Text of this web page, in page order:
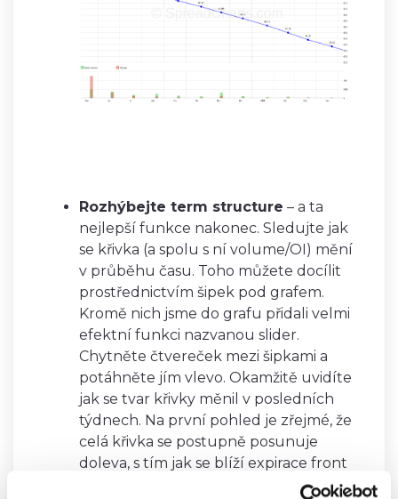
Rozhýbejte term structure – a ta
nejlepší funkce nakonec. Sledujte jak
se křivka (a spolu s ní volume/OI) mění
v průběhu času. Toho můžete docílit
prostřednictvím šipek pod grafem.
Kromě nich jsme do grafu přidali velmi
efektní funkci nazvanou slider.
Chytněte čtvereček mezi šipkami a
potáhněte jím vlevo. Okamžitě uvidíte
jak se tvar křivky měnil v posledních
týdnech. Na první pohled je zřejmé, že
celá křivka se postupně posunuje
doleva, s tím jak se blíží expirace front
kontraktu. Pokud byste chtěli zobrazit